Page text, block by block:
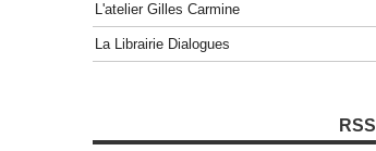
L'atelier Gilles Carmine
La Librairie Dialogues
RSS